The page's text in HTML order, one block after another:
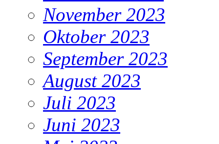
November 2023
Oktober 2023
September 2023
August 2023
Juli 2023
Juni 2023